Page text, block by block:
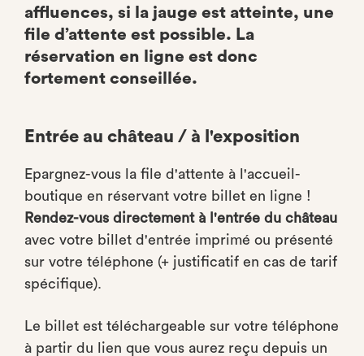
affluences, si la jauge est atteinte, une
file d’attente est possible. La
réservation en ligne est donc
fortement conseillée.
Entrée au château / à l'exposition
Epargnez-vous la file d'attente à l'accueil-
boutique en réservant votre billet en ligne !
Rendez-vous directement à l'entrée du château
avec votre billet d'entrée imprimé ou présenté
sur votre téléphone (+ justificatif en cas de tarif
spécifique).
Le billet est téléchargeable sur votre téléphone
à partir du lien que vous aurez reçu depuis un